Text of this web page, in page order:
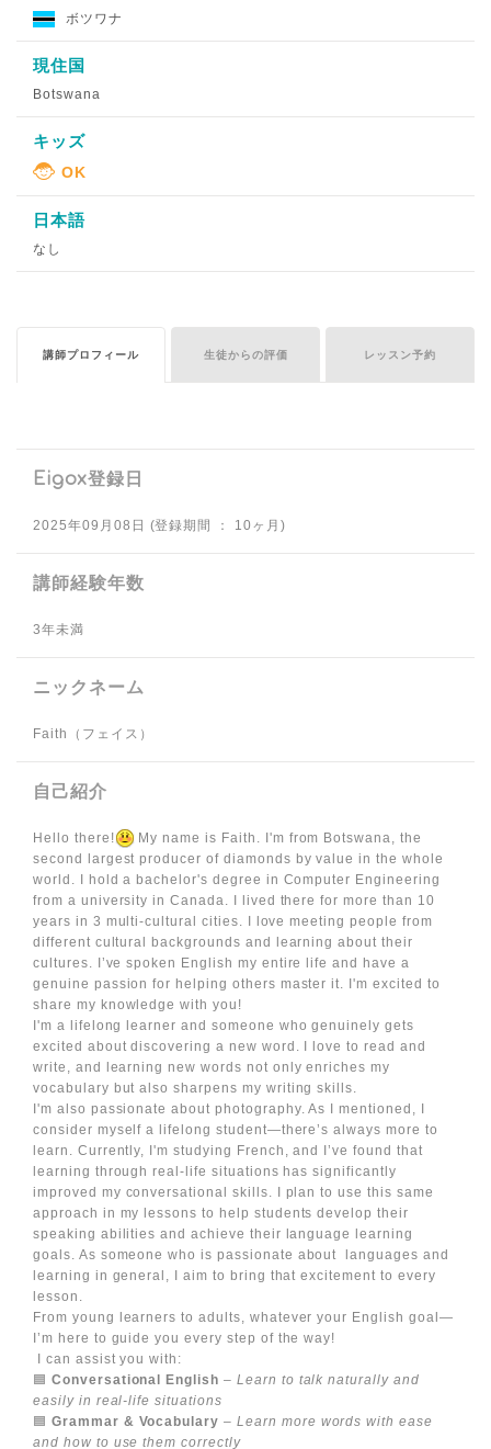
ボツワナ
現住国
Botswana
キッズ
日本語
なし
講師プロフィール 生徒からの評価 レッスン予約
Eigox登録日
2025年09月08日 (登録期間 ： 10ヶ月)
講師経験年数
3年未満
ニックネーム
Faith（フェイス）
自己紹介
Hello there!
My name is Faith. I'm from Botswana, the
second largest producer of diamonds by value in the whole
world. I hold a bachelor's degree in Computer Engineering
from a university in Canada. I lived there for more than 10
years in 3 multi-cultural cities. I love meeting people from
different cultural backgrounds and learning about their
cultures. I’ve spoken English my entire life and have a
genuine passion for helping others master it. I'm excited to
share my knowledge with you!
I'm a lifelong learner and someone who genuinely gets
excited about discovering a new word. I love to read and
write, and learning new words not only enriches my
vocabulary but also sharpens my writing skills.
I'm also passionate about photography. As I mentioned, I
consider myself a lifelong student—there’s always more to
learn. Currently, I'm studying French, and I’ve found that
learning through real-life situations has significantly
improved my conversational skills. I plan to use this same
approach in my lessons to help students develop their
speaking abilities and achieve their language learning
goals. As someone who is passionate about languages and
learning in general, I aim to bring that excitement to every
lesson.
From young learners to adults, whatever your English goal—
I’m here to guide you every step of the way!
I can assist you with:
🟦 Conversational English – Learn to talk naturally and
easily in real-life situations
🟦 Grammar & Vocabulary –Learn more words with ease
and how to use them correctly